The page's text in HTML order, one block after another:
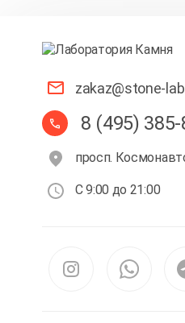
zakaz@stone-
8 (495)
просп.
С 9:00 до 21:00